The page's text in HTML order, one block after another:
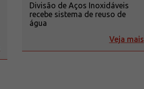
Divisão de Aços Inoxidáveis
recebe sistema de reuso de
água
Veja mais